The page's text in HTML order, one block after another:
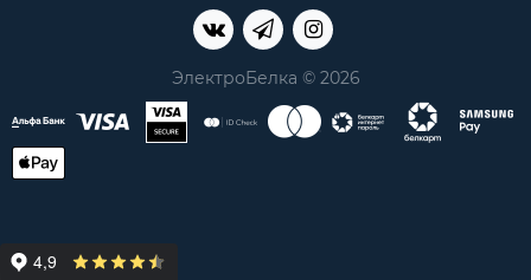
ЭлектроБелка © 2026